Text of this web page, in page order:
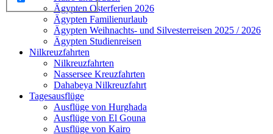
Ägypten Osterferien 2026
Ägypten Familienurlaub
Ägypten Weihnachts- und Silvesterreisen 2025 / 2026
Ägypten Studienreisen
Nilkreuzfahrten
Nilkreuzfahrten
Nassersee Kreuzfahrten
Dahabeya Nilkreuzfahrt
Tagesausflüge
Ausflüge von Hurghada
Ausflüge von El Gouna
Ausflüge von Kairo